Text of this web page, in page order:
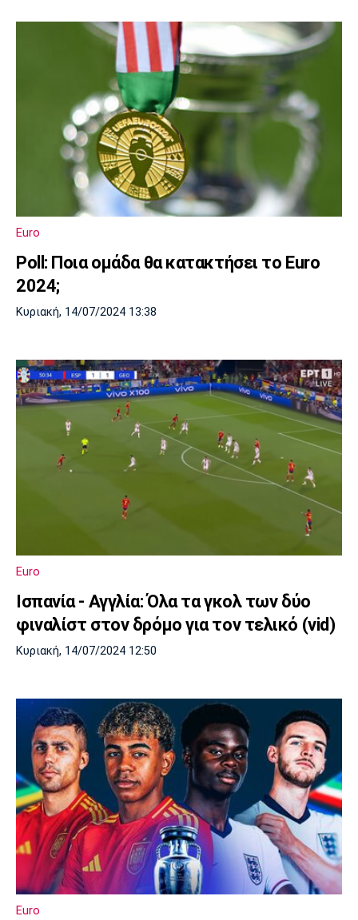
Euro
Poll: Ποια ομάδα θα κατακτήσει το Euro
2024;
Κυριακή, 14/07/2024 13:38
Euro
Ισπανία - Αγγλία: Όλα τα γκολ των δύο
φιναλίστ στον δρόμο για τον τελικό (vid)
Κυριακή, 14/07/2024 12:50
Euro